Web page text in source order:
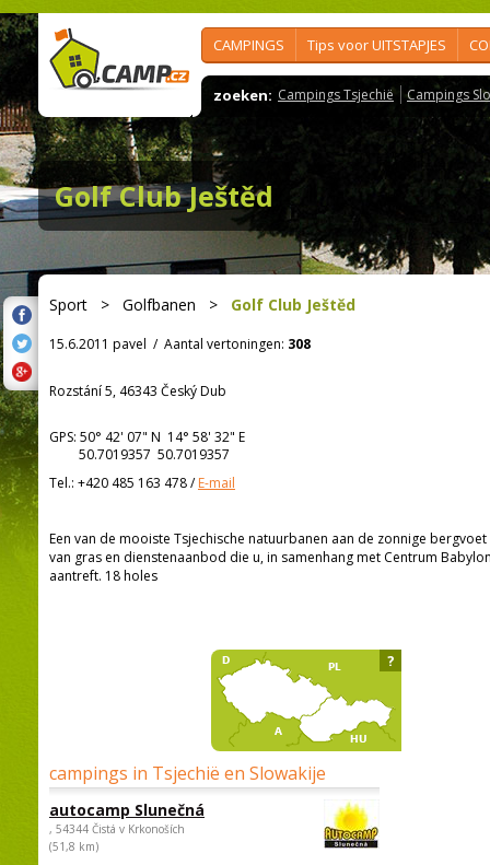
CAMPINGS Tips voor UITSTAPJES
zoeken: Campings Tsjechië Campings
Golf Club Ještěd
Sport > Golfbanen > Golf Club Ještěd
15.6.2011 pavel / Aantal vertoningen: 308
Rozstání 5, 46343 Český Dub
GPS: 50° 42' 07" N 14° 58' 32" E
50.7019357 50.7019357
Tel.: +420 485 163 478/E-mail
Een van de mooiste Tsjechische natuurbanen aan de zonnige
van gras en dienstenaanbod die u, in samenhang met Centrum
aantreft. 18 holes
campings in Tsjechië en Slowakije
autocamp Slunečná
, 54344 Čistá v Krkonoších
(51,8 km)
?